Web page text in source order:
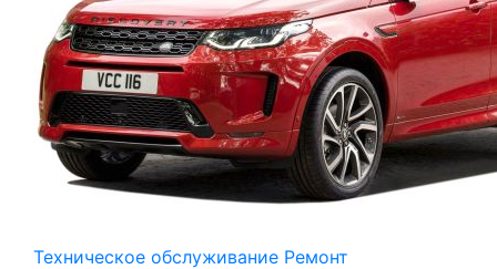
Техническое обслуживание Ремонт